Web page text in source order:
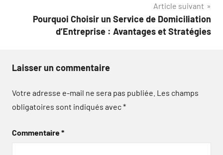
Article suivant
Pourquoi Choisir un Service de Domiciliation
d’Entreprise : Avantages et Stratégies
Laisser un commentaire
Votre adresse e-mail ne sera pas publiée. Les champs
obligatoires sont indiqués avec*
Commentaire*